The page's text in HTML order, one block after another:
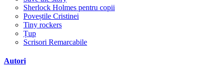
Sherlock Holmes pentru copii
Poveștile Cristinei
Tiny rockers
Țup
Scrisori Remarcabile
Autori